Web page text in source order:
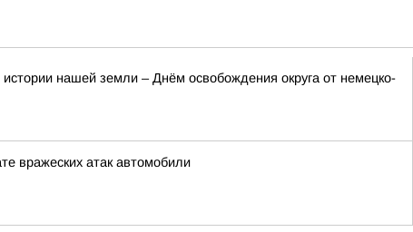
нашей земли – Днём освобождения округа от немецко-
вражеских атак автомобили